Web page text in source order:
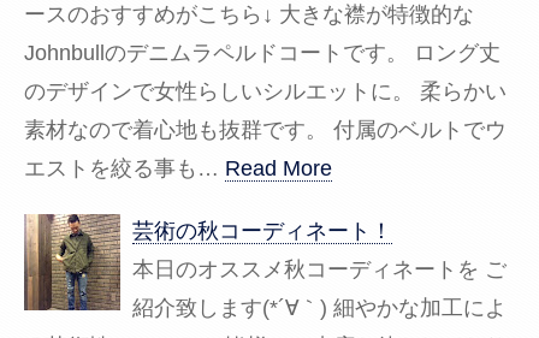
ースのおすすめがこちら↓ 大きな襟が特徴的な
Johnbullのデニムラペルドコートです。 ロング丈
のデザインで女性らしいシルエットに。 柔らかい
素材なので着心地も抜群です。 付属のベルトでウ
エストを絞る事も… Read More
芸術の秋コーディネート！
本日のオススメ秋コーディネートを ご
紹介致します(*´∀｀) 細やかな加工によ